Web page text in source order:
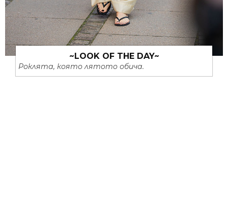
~LOOK OF THE DAY~
Роклята, която лятото обича.